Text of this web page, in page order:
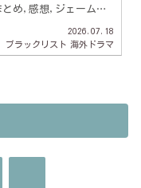
とめ,感想,ジェーム
弟(NO.119-122）,
2026.07.18
ブラックリスト 海外ドラマ